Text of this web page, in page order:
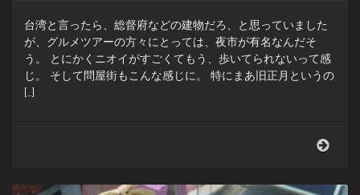
台湾と言ったら、総督府などの建物だろ、と思っていました
が、グルメツアーの方々にとっては、夜市が有名なんだそ
う。 とにかくニオイがすごくてもう、歩いてられないって感
じ。 そして問屋街もこんな感じに。 特にまあ旧正月というの
[…]
言